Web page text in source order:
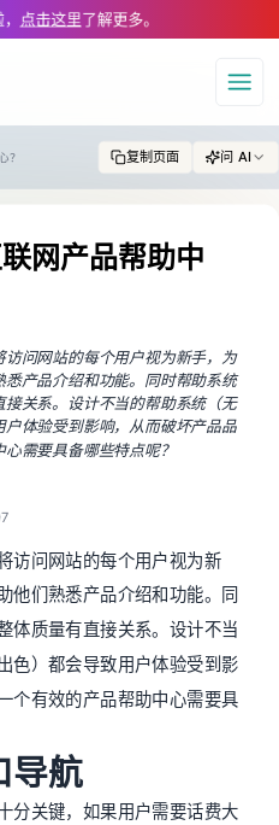
available at https://
点击这里了解更多。
导航
？ 复制页面 问 AI
网产品帮助中
问网站的每个用户视为新手，为
产品介绍和功能。同时帮助系统
关系。设计不当的帮助系统（无
体验受到影响，从而破坏产品品
需要具备哪些特点呢？
访问网站的每个用户视为新
他们熟悉产品介绍和功能。同
体质量有直接关系。设计不当
色）都会导致用户体验受到影
个有效的产品帮助中心需要具
导航
分关键，如果用户需要话费大